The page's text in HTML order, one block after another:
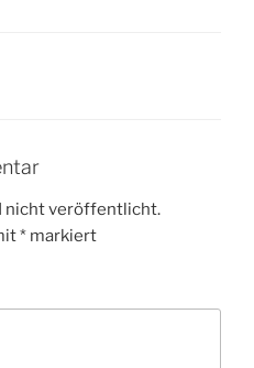
nicht veröffentlicht.
* markiert